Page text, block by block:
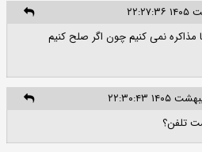
مذاکره نمی کنیم چون اگر صلح کنیم
تلفن؟